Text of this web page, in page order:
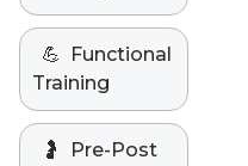
💪
Functional
Training
🤰
Pre-Post